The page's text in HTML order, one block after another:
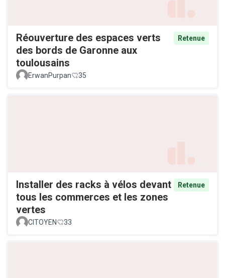
Réouverture des espaces verts
des bords de Garonne aux
toulousains
Retenue
ErwanPurpan 35
Installer des racks à vélos devant
tous les commerces et les zones
vertes
Retenue
CITOYEN 33